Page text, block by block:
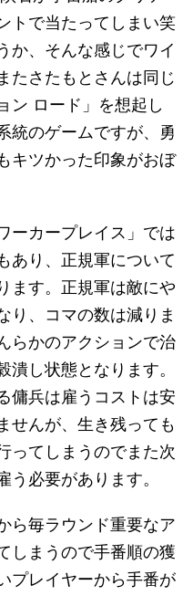
トで当たってしまい笑
か、そんな感じでワイ
たさたもとさんは同じ
ン ロード」を想起し
統のゲームですが、勇
キツかった印象がおぼ
ーカープレイス」では
あり、正規軍について
ます。正規軍は敵にや
り、コマの数は減りま
らかのアクションで治
し状態となります。
傭兵は雇うコストは安
せんが、生き残っても
ってしまうのでまた次
必要があります。
ら毎ラウンド重要なア
しまうので手番順の獲
プレイヤーから手番が